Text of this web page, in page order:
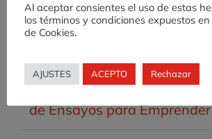
Valnalón lanza la X Edición
de Ensayos para Emprender
Al aceptar consientes el uso de estas
los términos y condiciones expuestos
de Cookies.
AJUSTES ACEPTO Rechazar